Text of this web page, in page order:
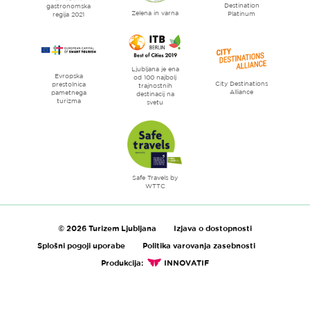
gastronomska
regija 2021
Zelena in varna
Destination
Platinum
Evropska
prestolnica
pametnega
turizma
Ljubljana je ena
od 100 najbolj
trajnostnih
destinacij na
svetu
City Destinations
Alliance
Safe Travels by
WTTC
© 2026 Turizem Ljubljana
Izjava o dostopnosti
Splošni pogoji uporabe
Politika varovanja zasebnosti
Produkcija:
INNOVATIF